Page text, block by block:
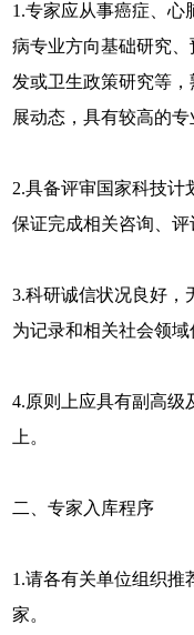
1.专家应从事癌症、心
病专业方向基础研究
发或卫生政策研究等
展动态，具有较高的专
2.具备评审国家科技计
保证完成相关咨询、评
3.科研诚信状况良好，
为记录和相关社会领域
4.原则上应具有副高级
上。
二、专家入库程序
1.请各有关单位组织推
家。